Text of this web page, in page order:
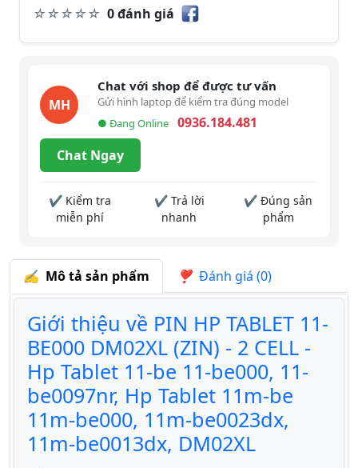
0 đánh giá
MH
Chat với shop để được tư vấn
Gửi hình laptop để kiểm tra đúng model
● Đang Online
0936.184.481
Chat Ngay
✔ Kiểm tra
miễn phí
✔ Trả lời
nhanh
✔ Đúng sản
phẩm
Mô tả sản phẩm Đánh giá (0)
Giới thiệu về PIN HP TABLET 11-
BE000 DM02XL (ZIN) - 2 CELL -
Hp Tablet 11-be 11-be000, 11-
be0097nr, Hp Tablet 11m-be
11m-be000, 11m-be0023dx,
11m-be0013dx, DM02XL